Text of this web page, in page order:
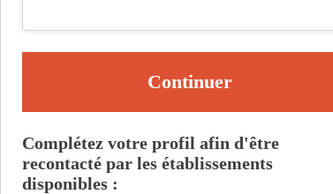
Continuer
Complétez votre profil afin d'être
recontacté par les établissements
disponibles :